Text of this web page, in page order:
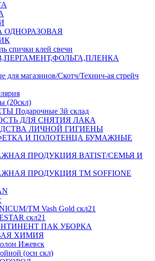
ОДНОРАЗОВАЯ
спички клей свечи
для магазинов/Скотч/Технич-ая стрейч
(20скл)
Подарочные 3й склад
ДЛЯ СНЯТИЯ ЛАКА
ЛИЧНОЙ ГИГИЕНЫ
И ПОЛОТЕНЦА БУМАЖНЫЕ
ПРОДУКЦИЯ BATIST/СЕМЬЯ И
ПРОДУКЦИЯ ТМ SOFFIONE
ТМ Vash Gold скл21
скл21
ПАК УБОРКА
ХИМИЯ
Ижевск
(осн скл)